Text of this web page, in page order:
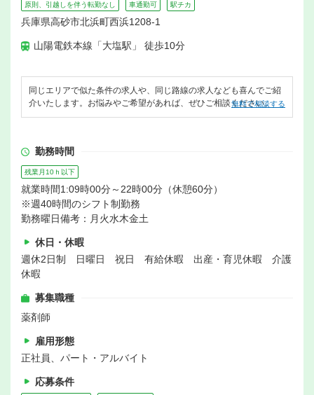
原則、引越しを伴う転勤なし 車通勤可 駅チカ
兵庫県高砂市北浜町西浜1208-1
山陽電鉄本線「大塩駅」 徒歩10分
同じエリアで似た条件の求人や、同じ路線の求人なども喜んでご紹
介いたします。お悩みやご希望があれば、ぜひご相談ください。
無料で相談する
勤務時間
残業月10ｈ以下
就業時間1:09時00分～22時00分（休憩60分）
※週40時間のシフト制勤務
勤務曜日備考：月火水木金土
休日・休暇
週休2日制 日曜日 祝日 有給休暇 出産・育児休暇 介護
休暇
募集職種
薬剤師
雇用形態
正社員、パート・アルバイト
応募条件